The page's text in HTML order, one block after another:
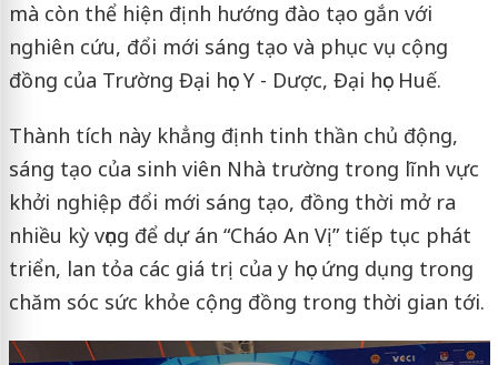
mà còn thể hiện định hướng đào tạo gắn với
nghiên cứu, đổi mới sáng tạo và phục vụ cộng
đồng của Trường Đại học Y - Dược, Đại học Huế.
Thành tích này khẳng định tinh thần chủ động,
sáng tạo của sinh viên Nhà trường trong lĩnh vực
khởi nghiệp đổi mới sáng tạo, đồng thời mở ra
nhiều kỳ vọng để dự án “Cháo An Vị” tiếp tục phát
triển, lan tỏa các giá trị của y học ứng dụng trong
chăm sóc sức khỏe cộng đồng trong thời gian tới.